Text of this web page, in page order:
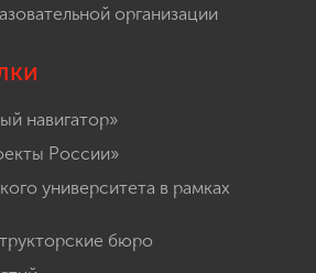
организации
навигатор»
России»
университета в рамках
бюро